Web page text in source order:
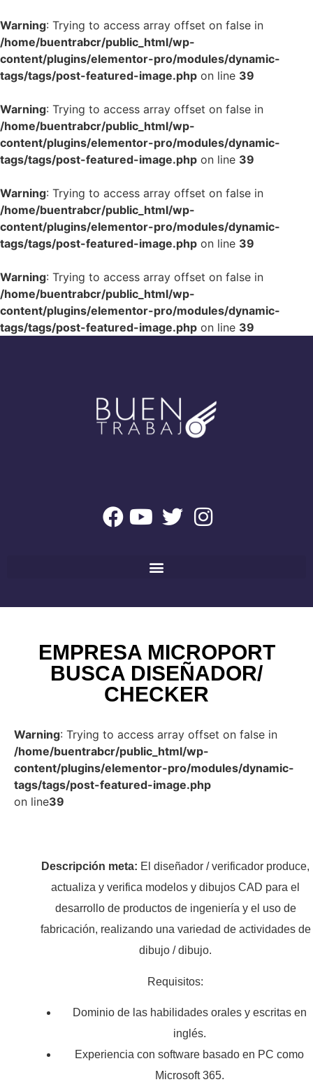
Warning: Trying to access array offset on false in
/home/buentrabcr/public_html/wp-
content/plugins/elementor-pro/modules/dynamic-
tags/tags/post-featured-image.php on line 39
Warning: Trying to access array offset on false in
/home/buentrabcr/public_html/wp-
content/plugins/elementor-pro/modules/dynamic-
tags/tags/post-featured-image.php on line 39
Warning: Trying to access array offset on false in
/home/buentrabcr/public_html/wp-
content/plugins/elementor-pro/modules/dynamic-
tags/tags/post-featured-image.php on line 39
Warning: Trying to access array offset on false in
/home/buentrabcr/public_html/wp-
content/plugins/elementor-pro/modules/dynamic-
tags/tags/post-featured-image.php on line 39
EMPRESA MICROPORT
BUSCA DISEÑADOR/
CHECKER
Warning: Trying to access array offset on false in
/home/buentrabcr/public_html/wp-
content/plugins/elementor-pro/modules/dynamic-
tags/tags/post-featured-image.php
on line39
Descripción meta: El diseñador / verificador produce,
actualiza y verifica modelos y dibujos CAD para el
desarrollo de productos de ingeniería y el uso de
fabricación, realizando una variedad de actividades de
dibujo / dibujo.
Requisitos:
Dominio de las habilidades orales y escritas en
inglés.
Experiencia con software basado en PC como
Microsoft 365.